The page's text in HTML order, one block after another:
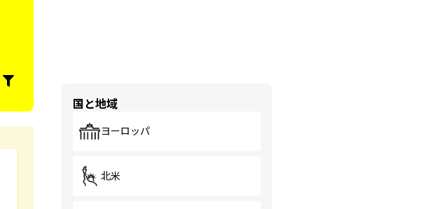
国と地域
ヨーロッパ
北米